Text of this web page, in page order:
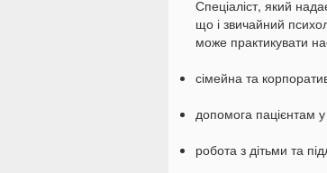
Спеціаліст, який
що і звичайний
може практикувати
сімейна та
допомога пацієнтам
робота з дітьми та